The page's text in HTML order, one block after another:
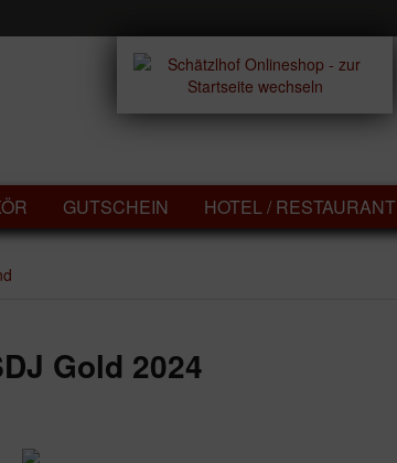
GUTSCHEIN HOTEL / RESTAURANT
Gold 2024